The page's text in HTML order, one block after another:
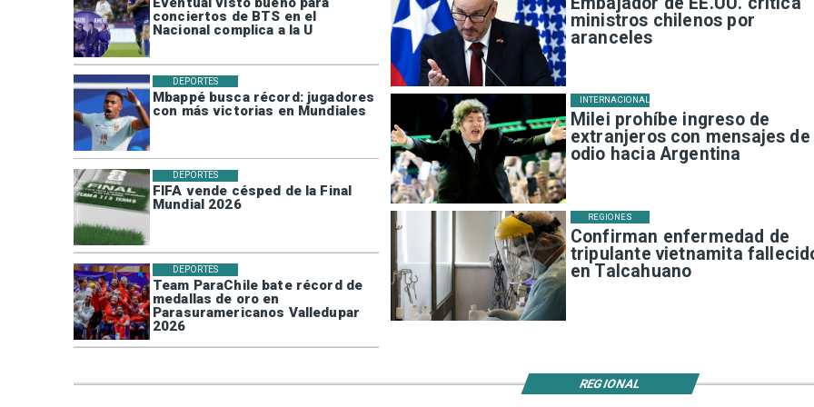
conciertos de BTS en el
Nacional complica a la U
Mbappé busca récord: jugadores
con más victorias en Mundiales
DEPORTES
FIFA vende césped de la Final
Mundial 2026
DEPORTES
Team ParaChile bate récord de
medallas de oro en
Parasuramericanos Valledupar
2026
DEPORTES
ministros chilenos por
aranceles
Milei prohíbe ingreso de
extranjeros con mensajes de
odio hacia Argentina
INTERNACIONAL
Confirman enfermedad de
tripulante vietnamita
en Talcahuano
REGIONES
REGIONAL